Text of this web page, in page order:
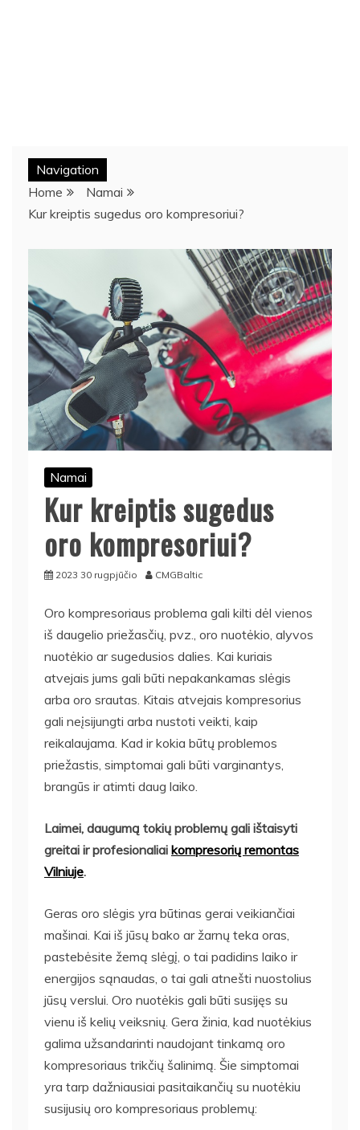
Navigation
Home
Namai
Kur kreiptis sugedus oro kompresoriui?
Namai
Kur kreiptis sugedus
oro kompresoriui?
2023 30 rugpjūčio CMGBaltic
Oro kompresoriaus problema gali kilti dėl vienos
iš daugelio priežasčių, pvz., oro nuotėkio, alyvos
nuotėkio ar sugedusios dalies. Kai kuriais
atvejais jums gali būti nepakankamas slėgis
arba oro srautas. Kitais atvejais kompresorius
gali neįsijungti arba nustoti veikti, kaip
reikalaujama. Kad ir kokia būtų problemos
priežastis, simptomai gali būti varginantys,
brangūs ir atimti daug laiko.
Laimei, daugumą tokių problemų gali ištaisyti
greitai ir profesionaliai kompresorių remontas
Vilniuje.
Geras oro slėgis yra būtinas gerai veikiančiai
mašinai. Kai iš jūsų bako ar žarnų teka oras,
pastebėsite žemą slėgį, o tai padidins laiko ir
energijos sąnaudas, o tai gali atnešti nuostolius
jūsų verslui. Oro nuotėkis gali būti susijęs su
vienu iš kelių veiksnių. Gera žinia, kad nuotėkius
galima užsandarinti naudojant tinkamą oro
kompresoriaus trikčių šalinimą. Šie simptomai
yra tarp dažniausiai pasitaikančių su nuotėkiu
susijusių oro kompresoriaus problemų: